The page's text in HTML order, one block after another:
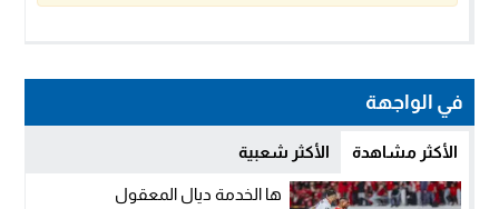
في الواجهة
الأكثر مشاهدة الأكثر شعبية
ها الخدمة ديال المعقول